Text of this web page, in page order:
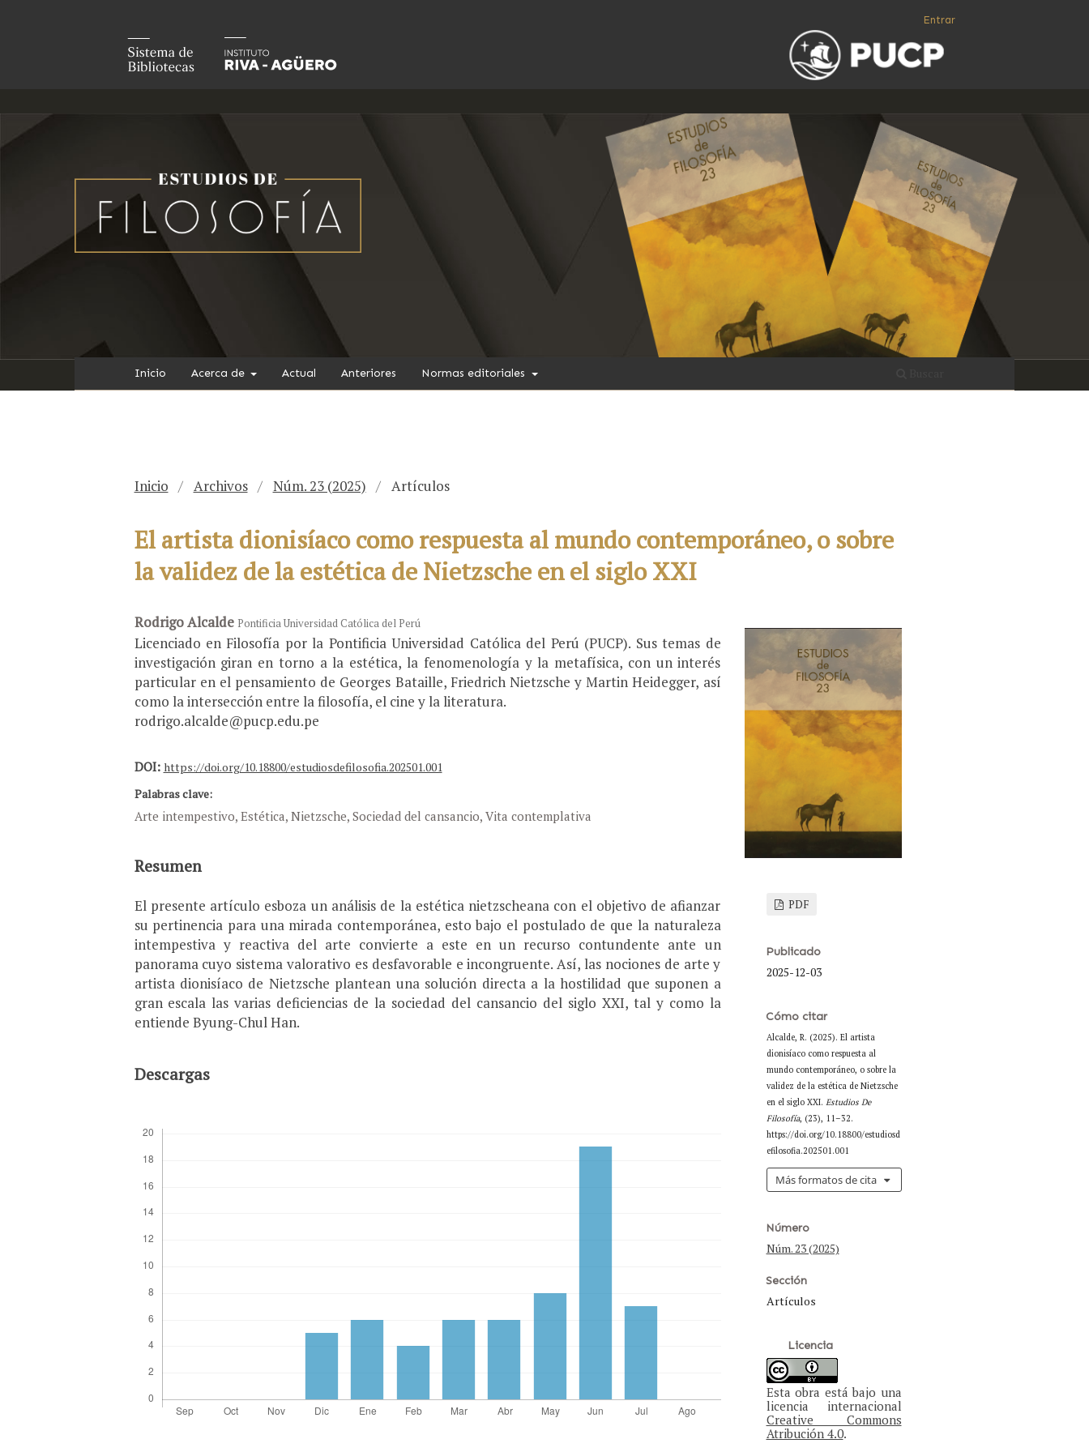
Inicio Acerca de Actual Anteriores Normas editoriales
Entrar
Inicio / Archivos / Núm. 23 (2025) / Artículos
El artista dionisíaco como respuesta al mundo contemporáneo, o sobre
la validez de la estética de Nietzsche en el siglo XXI
Rodrigo Alcalde Pontificia Universidad Católica del Perú
Licenciado en Filosofía por la Pontificia Universidad Católica del Perú (PUCP). Sus temas de
investigación giran en torno a la estética, la fenomenología y la metafísica, con un interés
particular en el pensamiento de Georges Bataille, Friedrich Nietzsche y Martin Heidegger, así
como la intersección entre la filosofía, el cine y la literatura.
rodrigo.alcalde@pucp.edu.pe
DOI: https://doi.org/10.18800/estudiosdefilosofia.202501.001
Palabras clave:
Arte intempestivo, Estética, Nietzsche, Sociedad del cansancio, Vita contemplativa
Resumen
El presente artículo esboza un análisis de la estética nietzscheana con el objetivo de afianzar
su pertinencia para una mirada contemporánea, esto bajo el postulado de que la naturaleza
intempestiva y reactiva del arte convierte a este en un recurso contundente ante un
panorama cuyo sistema valorativo es desfavorable e incongruente. Así, las nociones de arte y
artista dionisíaco de Nietzsche plantean una solución directa a la hostilidad que suponen a
gran escala las varias deficiencias de la sociedad del cansancio del siglo XXI, tal y como la
entiende Byung-Chul Han.
Descargas
PDF
Publicado
2025-12-03
Cómo citar
Alcalde, R. (2025). El artista
dionisíaco como respuesta al
mundo contemporáneo, o sobre la
validez de la estética de Nietzsche
en el siglo XXI. Estudios De
Filosofía, (23), 11–32.
https://doi.org/10.18800/estudiosd
efilosofia.202501.001
Más formatos de cita
Número
Núm. 23 (2025)
Sección
Artículos
Licencia
Esta obra está bajo una
licencia internacional
Creative Commons
Atribución 4.0.